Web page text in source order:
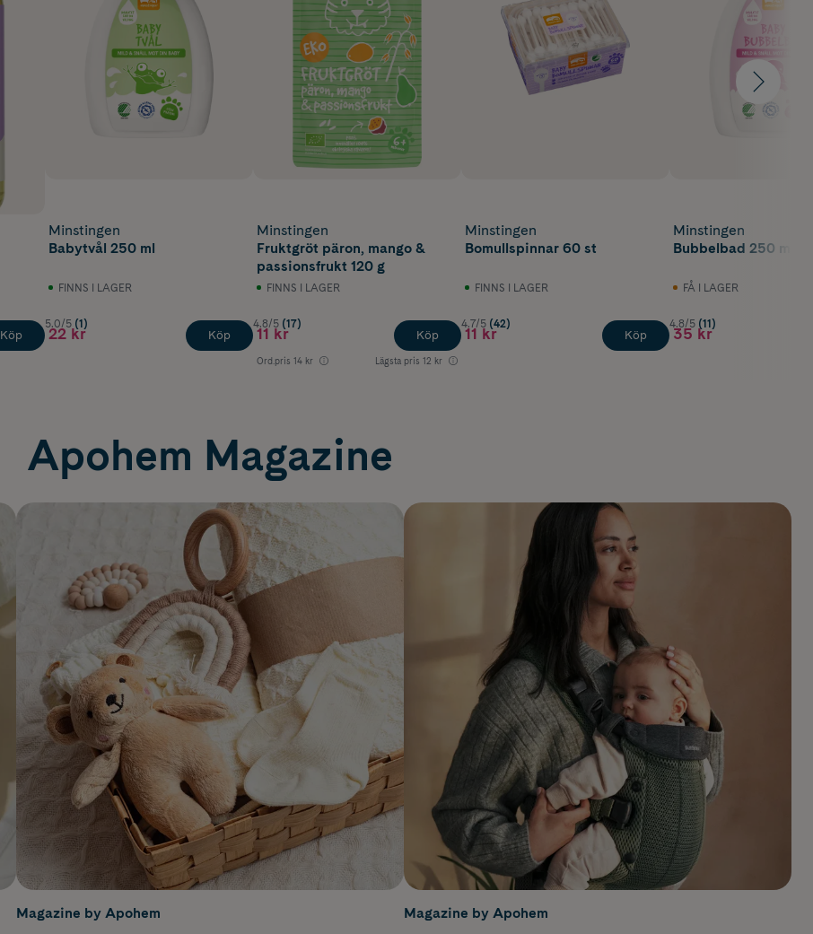
Köp
Minstingen
Babytvål 250 ml
FINNS I LAGER
5.0/5 (1)
22 kr Köp
Minstingen
Fruktgröt päron, mango &
passionsfrukt 120 g
FINNS I LAGER
4.8/5 (17)
11 kr
Ord.pris 14 kr Lägsta pris 12 kr
Köp
Minstingen
Bomullspinnar 60 st
FINNS I LAGER
4.7/5 (42)
11 kr Köp
Minstingen
Bubbelbad 250 ml
FÅ I LAGER
4.8/5 (11)
35 kr
Apohem Magazine
Magazine by Apohem Magazine by Apohem